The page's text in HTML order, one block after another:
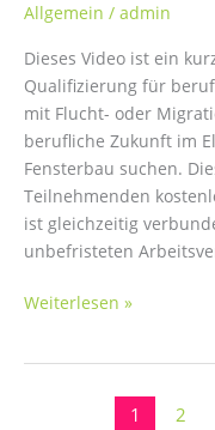
Allgemein / admin
Dieses Video ist ein
Qualifizierung für
mit Flucht- oder
berufliche Zukunft im
Fensterbau suchen.
Teilnehmenden
ist gleichzeitig
unbefristeten
Qualifizierung
Weiterlesen »
1 2